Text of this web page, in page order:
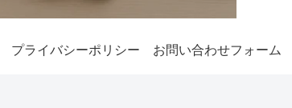
プライバシーポリシー お問い合わせフォーム